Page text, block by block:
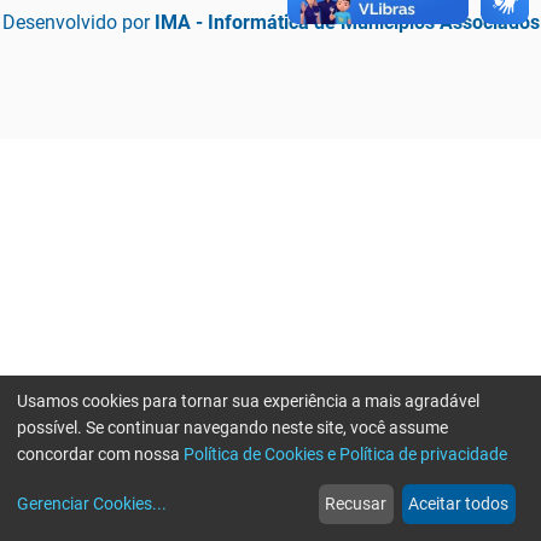
Desenvolvido por IMA - Informática de Municípios Associados
web
Notícias
more_horiz
Mais
Usamos cookies para tornar sua experiência a mais agradável
possível. Se continuar navegando neste site, você assume
concordar com nossa Política de Cookies e Política de privacidade
Gerenciar Cookies... Recusar Aceitar todos
Erro ao enviar informações, por favor tente novamente